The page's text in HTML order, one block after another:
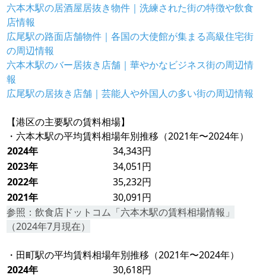
六本木駅の居酒屋居抜き物件｜洗練された街の特徴や飲食
店情報
広尾駅の路面店舗物件｜各国の大使館が集まる高級住宅街
の周辺情報
六本木駅のバー居抜き店舗｜華やかなビジネス街の周辺情
報
広尾駅の居抜き店舗｜芸能人や外国人の多い街の周辺情報
【港区の主要駅の賃料相場】
・六本木駅の平均賃料相場年別推移（2021年〜2024年）
2024年
34,343円
2023年
34,051円
2022年
35,232円
2021年
30,091円
参照：飲食店ドットコム「六本木駅の賃料相場情報」
（2024年7月現在）
・田町駅の平均賃料相場年別推移（2021年〜2024年）
2024年
30,618円